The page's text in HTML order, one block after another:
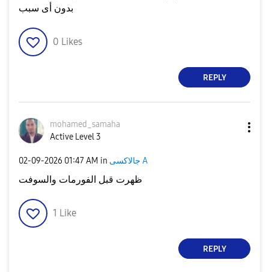
بدون أى سبب
0 Likes
REPLY
mohamed_samaha
Active Level 3
‎02-09-2026 01:47 AM in جالاكسى A
ظهرت قبل الفورمات والسوفت
1 Like
REPLY